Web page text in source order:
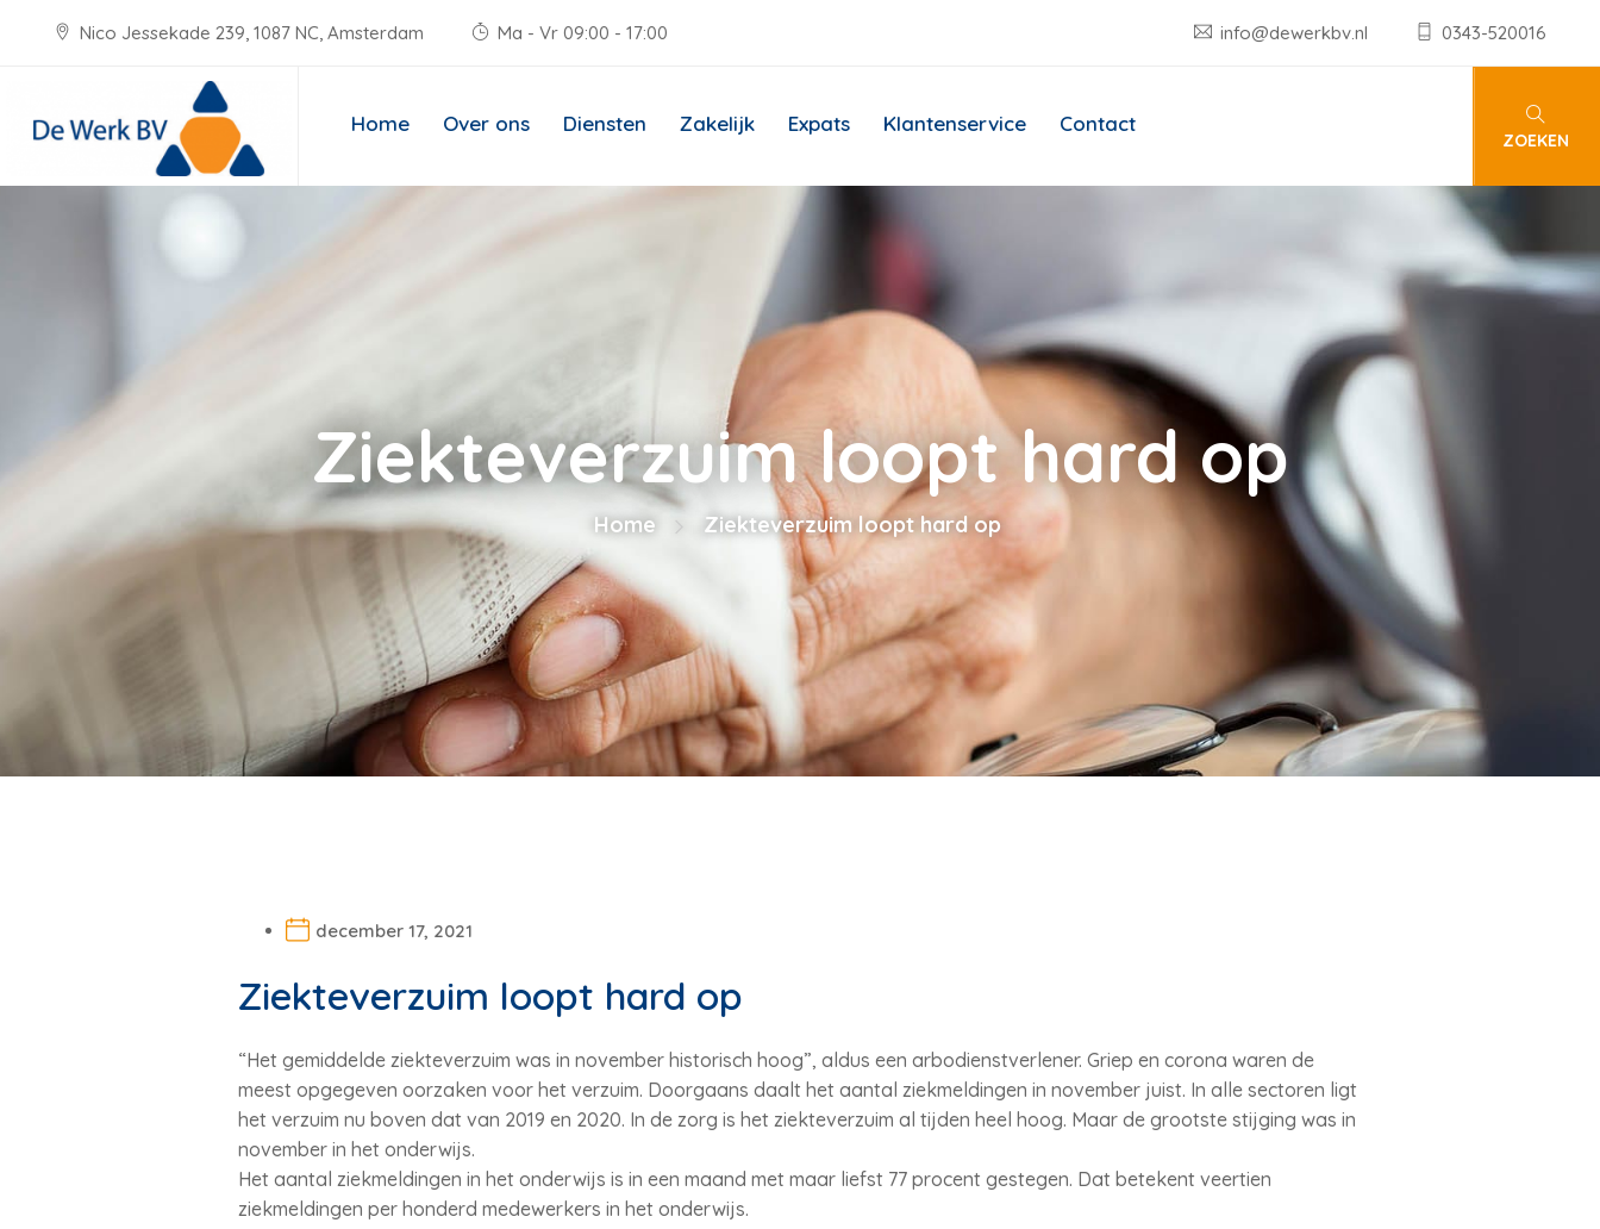
Nico Jessekade 239, 1087 NC, Amsterdam Ma - Vr 09:00 - 17:00 info@dewerkbv.nl 0343-520016
Home Over ons Diensten Zakelijk Expats Klantenservice Contact
ZOEKEN
Ziekteverzuim loopt hard op
Home Ziekteverzuim loopt hard op
december 17, 2021
Ziekteverzuim loopt hard op
“Het gemiddelde ziekteverzuim was in november historisch hoog”, aldus een arbodienstverlener. Griep en corona waren de
meest opgegeven oorzaken voor het verzuim. Doorgaans daalt het aantal ziekmeldingen in november juist. In alle sectoren ligt
het verzuim nu boven dat van 2019 en 2020. In de zorg is het ziekteverzuim al tijden heel hoog. Maar de grootste stijging was in
november in het onderwijs.
Het aantal ziekmeldingen in het onderwijs is in een maand met maar liefst 77 procent gestegen. Dat betekent veertien
ziekmeldingen per honderd medewerkers in het onderwijs.